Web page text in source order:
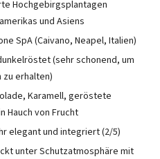
Hochgebirgsplantagen
und Asiens
SpA (Caivano, Neapel, Italien)
(sehr schonend, um
erhalten)
Karamell, geröstete
Hauch von Frucht
elegant und integriert (2/5)
unter Schutzatmosphäre mit